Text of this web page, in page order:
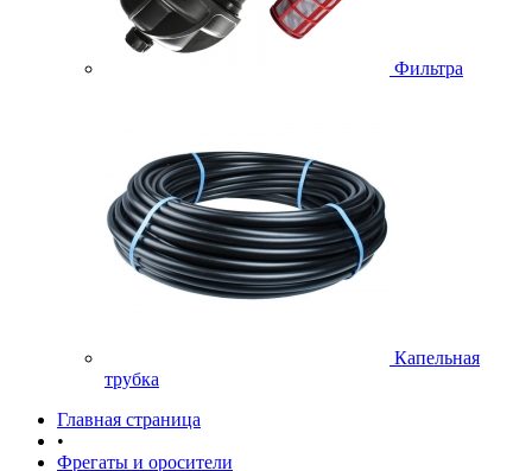
Фильтра
Капельная
трубка
Главная страница
•
Фрегаты и оросители